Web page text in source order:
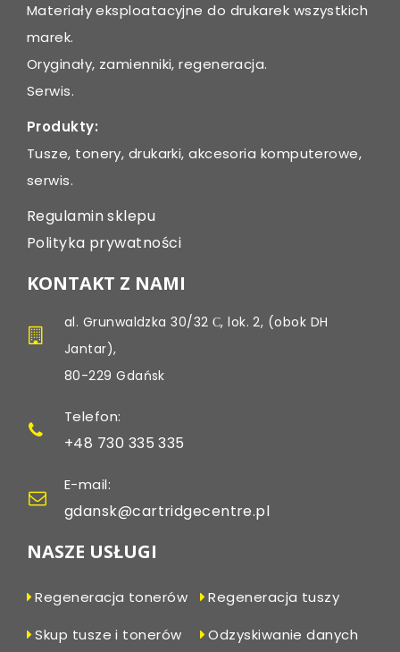
Materiały eksploatacyjne do drukarek wszystkich
marek.
Oryginały, zamienniki, regeneracja.
Serwis.
Produkty:
Tusze, tonery, drukarki, akcesoria komputerowe,
serwis.
Regulamin sklepu
Polityka prywatności
KONTAKT Z NAMI
al. Grunwaldzka 30/32 С, lok. 2, (obok DH
Jantar),
80-229 Gdańsk
Telefon:
+48 730 335 335
E-mail:
gdansk@cartridgecentre.pl
NASZE USŁUGI
Regeneracja tonerów
Regeneracja tuszy
Skup tusze i tonerów
Odzyskiwanie danych